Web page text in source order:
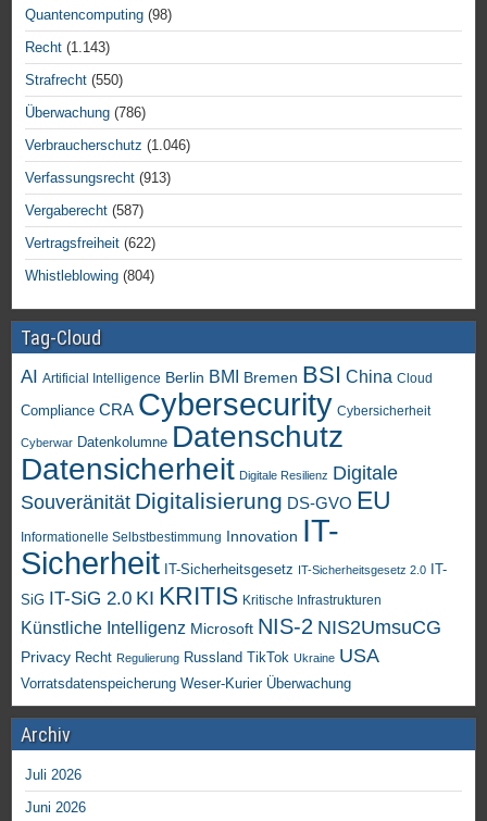
Quantencomputing (98)
Recht (1.143)
Strafrecht (550)
Überwachung (786)
Verbraucherschutz (1.046)
Verfassungsrecht (913)
Vergaberecht (587)
Vertragsfreiheit (622)
Whistleblowing (804)
Tag-Cloud
AI Artificial Intelligence Berlin BMI Bremen BSI China Cloud
Compliance CRA Cybersecurity Cybersicherheit
Cyberwar Datenkolumne Datenschutz
Datensicherheit Digitale Resilienz Digitale
Souveränität Digitalisierung DS-GVO EU
Informationelle Selbstbestimmung Innovation IT-
Sicherheit IT-Sicherheitsgesetz IT-Sicherheitsgesetz 2.0
IT-
SiG IT-SiG 2.0 KI KRITIS Kritische Infrastrukturen
Künstliche Intelligenz Microsoft NIS-2 NIS2UmsuCG
Privacy Recht Regulierung Russland TikTok Ukraine USA
Vorratsdatenspeicherung Weser-Kurier Überwachung
Archiv
Juli 2026
Juni 2026